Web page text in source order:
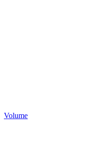
Volume